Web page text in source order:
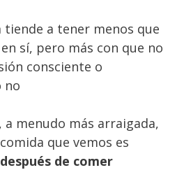
a tener menos que
sí, pero más con que no
consciente o
no
a menudo más arraigada,
que vemos es
después de comer